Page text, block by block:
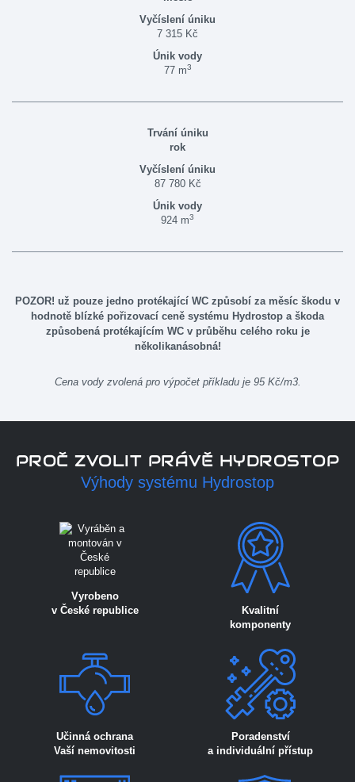
7 315 Kč
77 m3
rok
87 780 Kč
924 m3
POZOR! už pouze jedno protékající WC způsobí za měsíc škodu v
hodnotě blízké pořizovací ceně systému Hydrostop a škoda
způsobená protékajícím WC v průběhu celého roku je
několikanásobná!
Cena vody zvolená pro výpočet příkladu je 95 Kč/m3.
PROČ ZVOLIT PRÁVĚ HYDROSTOP
Výhody systému Hydrostop
Vyrobeno
v České republice
Kvalitní
komponenty
Učinná ochrana
Vaší nemovitosti
Poradenství
a individuální přístup